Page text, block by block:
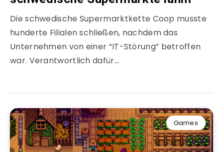
Die schwedische Supermarktkette Coop musste
hunderte Filialen schließen, nachdem das
Unternehmen von einer “IT-Störung” betroffen
war. Verantwortlich dafür…
Games